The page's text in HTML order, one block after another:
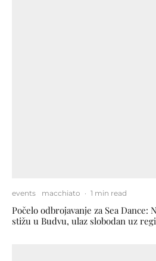
events macchiato · 1 min read
Počelo odbrojavanje za Sea Dance:
stižu u Budvu, ulaz slobodan uz